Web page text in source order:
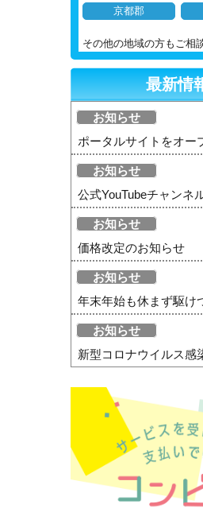
京都郡
その他の地域の方もご相
最新情
お知らせ
ポータルサイトをオー
お知らせ
公式YouTubeチャンネ
お知らせ
価格改定のお知らせ
お知らせ
年末年始も休まず駆け
お知らせ
新型コロナウイルス感